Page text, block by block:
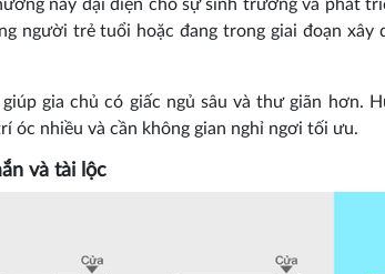
này đại diện cho sự sinh trưởng và phát
người trẻ tuổi hoặc đang trong giai đoạn xây
giúp gia chủ có giấc ngủ sâu và thư giãn hơn.
óc nhiều và cần không gian nghỉ ngơi tối ưu.
và tài lộc